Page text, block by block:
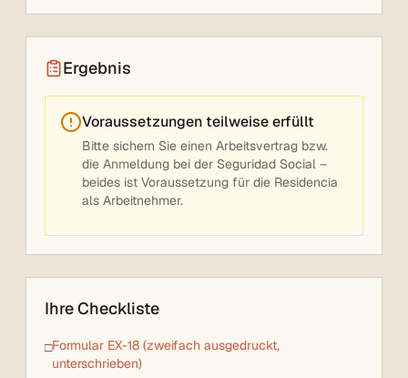
Ergebnis
Voraussetzungen teilweise erfüllt
Bitte sichern Sie einen Arbeitsvertrag bzw.
die Anmeldung bei der Seguridad Social –
beides ist Voraussetzung für die Residencia
als Arbeitnehmer.
Ihre Checkliste
□Formular EX-18 (zweifach ausgedruckt,
unterschrieben)